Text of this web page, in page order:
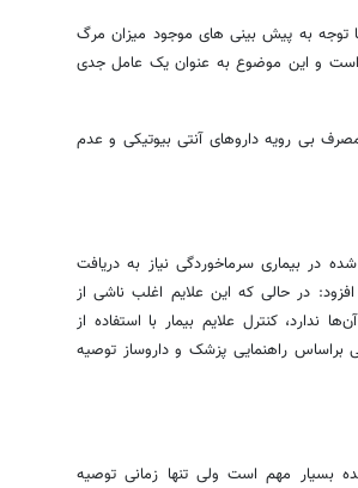
توجه به پیش‏ بینی ‏های موجود میزان مرگ
است و این موضوع به عنوان یک عامل جدی
بی‏ رویه داروهای آنتی‏ بیوتیکی و عدم
در بیماری سرماخوردگی نیاز به دریافت
در حالی که این علایم اغلب ناشی از
کنترل علایم بیمار با استفاده از
براساس راهنمایی پزشک و داروساز توصیه
بسیار مهم است ولی تنها زمانی توصیه